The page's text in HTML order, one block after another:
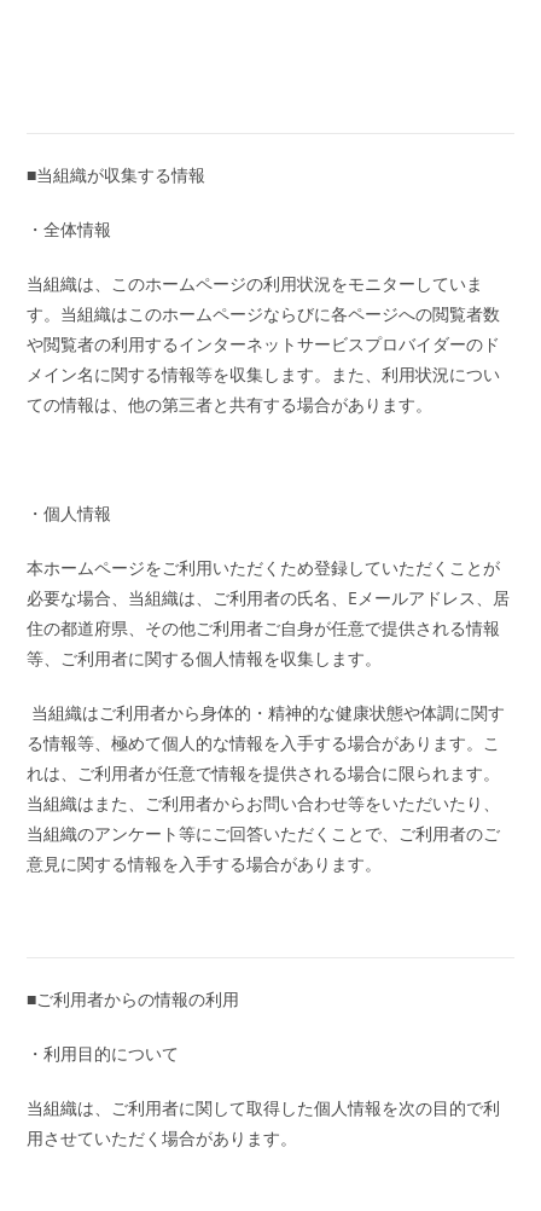
■当組織が収集する情報
・全体情報
当組織は、このホームページの利用状況をモニターしていま
す。当組織はこのホームページならびに各ページへの閲覧者数
や閲覧者の利用するインターネットサービスプロバイダーのド
メイン名に関する情報等を収集します。また、利用状況につい
ての情報は、他の第三者と共有する場合があります。
・個人情報
本ホームページをご利用いただくため登録していただくことが
必要な場合、当組織は、ご利用者の氏名、Eメールアドレス、居
住の都道府県、その他ご利用者ご自身が任意で提供される情報
等、ご利用者に関する個人情報を収集します。
当組織はご利用者から身体的・精神的な健康状態や体調に関す
る情報等、極めて個人的な情報を入手する場合があります。こ
れは、ご利用者が任意で情報を提供される場合に限られます。
当組織はまた、ご利用者からお問い合わせ等をいただいたり、
当組織のアンケート等にご回答いただくことで、ご利用者のご
意見に関する情報を入手する場合があります。
■ご利用者からの情報の利用
・利用目的について
当組織は、ご利用者に関して取得した個人情報を次の目的で利
用させていただく場合があります。